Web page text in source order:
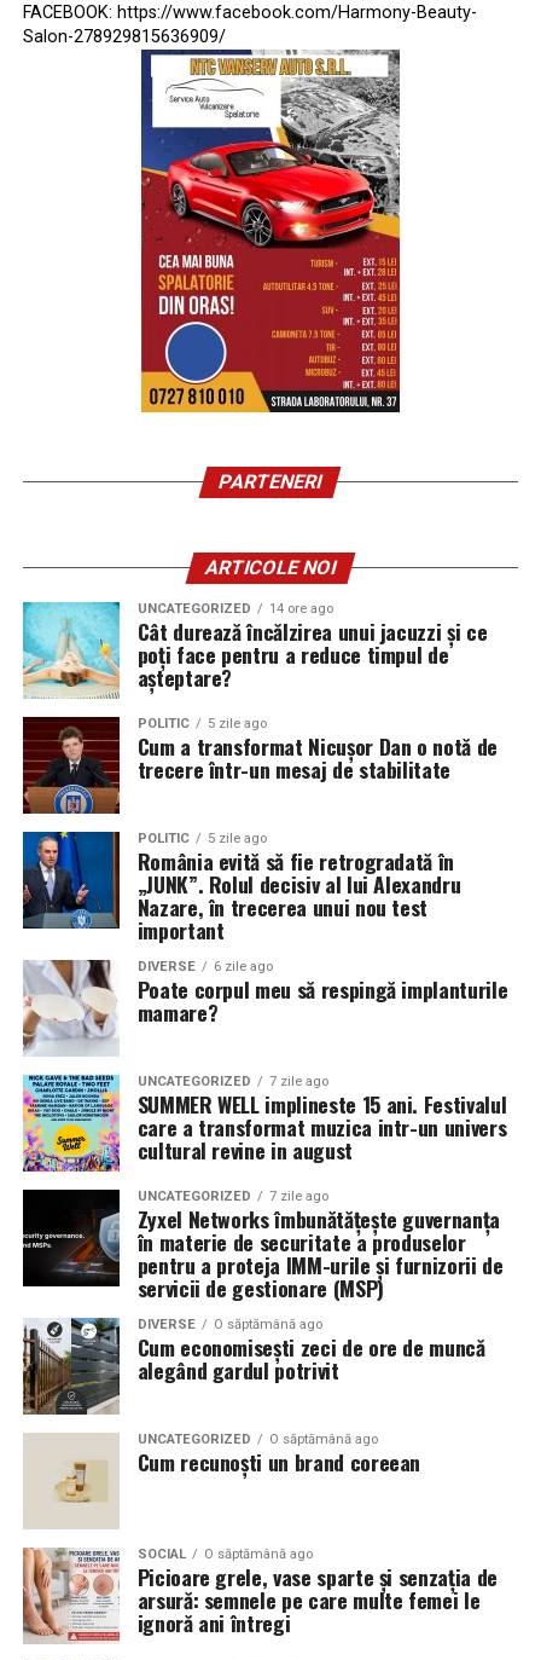
FACEBOOK: https://www.facebook.com/Harmony-Beauty-
Salon-278929815636909/
PARTENERI
ARTICOLE NOI
UNCATEGORIZED 14 ore ago
Cât durează încălzirea unui jacuzzi și ce
poți face pentru a reduce timpul de
așteptare?
POLITIC 5 zile ago
Cum a transformat Nicușor Dan o notă de
trecere într-un mesaj de stabilitate
POLITIC 5 zile ago
România evită să fie retrogradată în
„JUNK”. Rolul decisiv al lui Alexandru
Nazare, în trecerea unui nou test
important
DIVERSE 6 zile ago
Poate corpul meu să respingă implanturile
mamare?
UNCATEGORIZED 7 zile ago
SUMMER WELL implineste 15 ani. Festivalul
care a transformat muzica intr-un univers
cultural revine in august
UNCATEGORIZED 7 zile ago
Zyxel Networks îmbunătățește guvernanța
în materie de securitate a produselor
pentru a proteja IMM-urile și furnizorii de
servicii de gestionare (MSP)
DIVERSE O săptămână ago
Cum economisești zeci de ore de muncă
alegând gardul potrivit
UNCATEGORIZED O săptămână ago
Cum recunoști un brand coreean
SOCIAL O săptămână ago
Picioare grele, vase sparte și senzația de
arsură: semnele pe care multe femei le
ignoră ani întregi